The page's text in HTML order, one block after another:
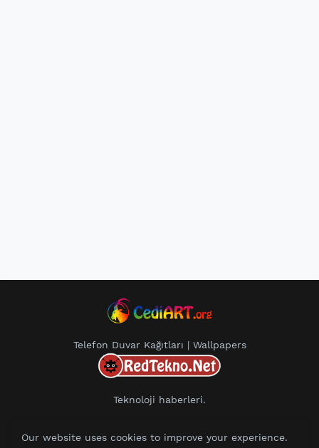
Telefon Duvar Kağıtları | Wallpapers
Teknoloji haberleri.
Our website uses cookies to improve your experience.